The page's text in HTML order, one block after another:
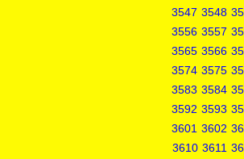
3547 3548
3556 3557
3565 3566
3574 3575
3583 3584
3592 3593
3601 3602
3610 3611